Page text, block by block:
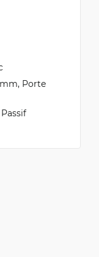
Porte